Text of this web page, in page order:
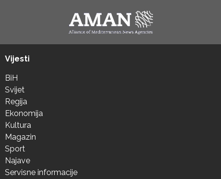
Vijesti
BiH
Svijet
Regija
Ekonomija
Kultura
Magazin
Sport
Najave
Servisne informacije